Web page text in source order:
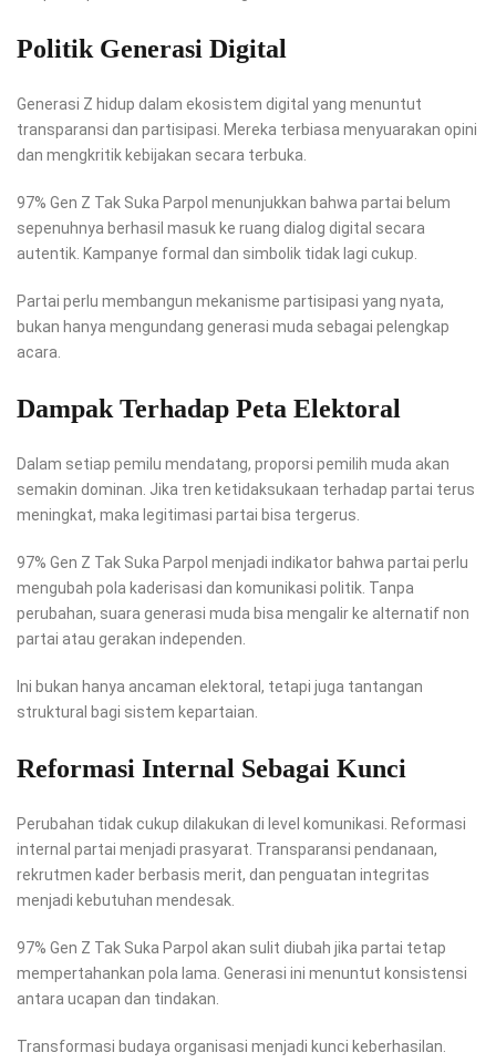
Politik Generasi Digital
Generasi Z hidup dalam ekosistem digital yang menuntut
transparansi dan partisipasi. Mereka terbiasa menyuarakan opini
dan mengkritik kebijakan secara terbuka.
97% Gen Z Tak Suka Parpol menunjukkan bahwa partai belum
sepenuhnya berhasil masuk ke ruang dialog digital secara
autentik. Kampanye formal dan simbolik tidak lagi cukup.
Partai perlu membangun mekanisme partisipasi yang nyata,
bukan hanya mengundang generasi muda sebagai pelengkap
acara.
Dampak Terhadap Peta Elektoral
Dalam setiap pemilu mendatang, proporsi pemilih muda akan
semakin dominan. Jika tren ketidaksukaan terhadap partai terus
meningkat, maka legitimasi partai bisa tergerus.
97% Gen Z Tak Suka Parpol menjadi indikator bahwa partai perlu
mengubah pola kaderisasi dan komunikasi politik. Tanpa
perubahan, suara generasi muda bisa mengalir ke alternatif non
partai atau gerakan independen.
Ini bukan hanya ancaman elektoral, tetapi juga tantangan
struktural bagi sistem kepartaian.
Reformasi Internal Sebagai Kunci
Perubahan tidak cukup dilakukan di level komunikasi. Reformasi
internal partai menjadi prasyarat. Transparansi pendanaan,
rekrutmen kader berbasis merit, dan penguatan integritas
menjadi kebutuhan mendesak.
97% Gen Z Tak Suka Parpol akan sulit diubah jika partai tetap
mempertahankan pola lama. Generasi ini menuntut konsistensi
antara ucapan dan tindakan.
Transformasi budaya organisasi menjadi kunci keberhasilan.